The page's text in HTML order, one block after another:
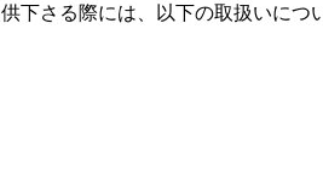
さる際には、以下の取扱いにつ